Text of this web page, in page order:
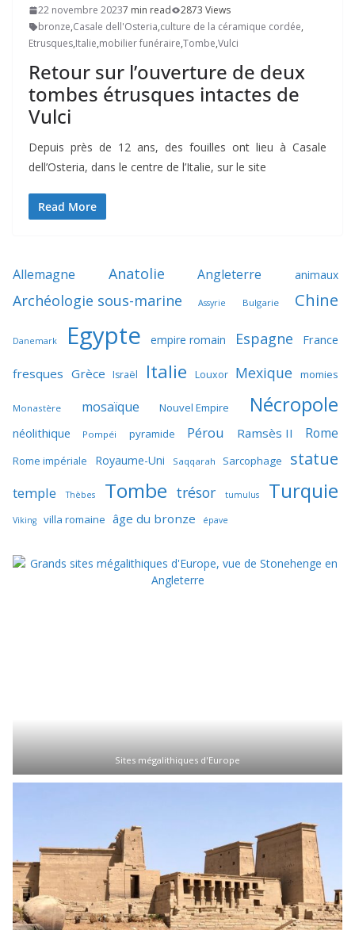
22 novembre 20237 min read
2873 Views
bronze,Casale dell'Osteria,culture de la céramique cordée,
Etrusques,Italie,mobilier funéraire,Tombe,Vulci
Retour sur l’ouverture de deux
tombes étrusques intactes de
Vulci
Depuis près de 12 ans, des fouilles ont lieu à Casale
dell’Osteria, dans le centre de l’Italie, sur le site
Read More
Allemagne Anatolie Angleterre animaux
Archéologie sous-marine Assyrie Bulgarie Chine
Danemark Egypte empire romain Espagne France
fresques Grèce Israël Italie Louxor Mexique momies
Monastère mosaïque Nouvel Empire Nécropole
néolithique Pompéi pyramide Pérou Ramsès II Rome
Rome impériale Royaume-Uni Saqqarah Sarcophage statue
temple Thèbes Tombe trésor tumulus Turquie
Viking villa romaine âge du bronze épave
Sites mégalithiques d'Europe